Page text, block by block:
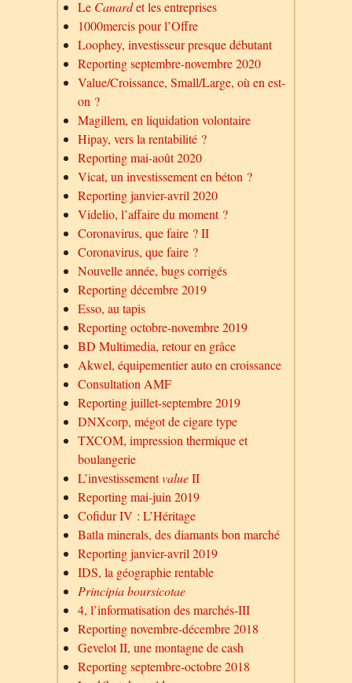
Le Canardet les entreprises
1000mercis pour l’Offre
Loophey, investisseur presque débutant
Reporting septembre-novembre 2020
Value/Croissance, Small/Large, où en est-
on ?
Magillem, en liquidation volontaire
Hipay, vers la rentabilité ?
Reporting mai-août 2020
Vicat, un investissement en béton ?
Reporting janvier-avril 2020
Videlio, l’affaire du moment ?
Coronavirus, que faire ? II
Coronavirus, que faire ?
Nouvelle année, bugs corrigés
Reporting décembre 2019
Esso, au tapis
Reporting octobre-novembre 2019
BD Multimedia, retour en grâce
Akwel, équipementier auto en croissance
Consultation AMF
Reporting juillet-septembre 2019
DNXcorp, mégot de cigare type
TXCOM, impression thermique et
boulangerie
L’investissementvalueII
Reporting mai-juin 2019
Cofidur IV : L’Héritage
Batla minerals, des diamants bon marché
Reporting janvier-avril 2019
IDS, la géographie rentable
Principia boursicotae
4, l’informatisation des marchés-III
Reporting novembre-décembre 2018
Gevelot II, une montagne de cash
Reporting septembre-octobre 2018